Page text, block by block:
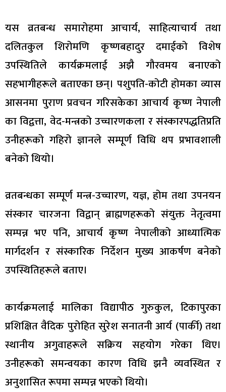
यस व्रतबन्ध समारोहमा आचार्य, साहित्याचार्य तथा
दलितकुल शिरोमणि कृष्णबहादुर दमाईको विशेष
उपस्थितिले कार्यक्रमलाई अझै गौरवमय बनाएको
सहभागीहरूले बताएका छन्। पशुपति-कोटी होमका व्यास
आसनमा पुराण प्रवचन गरिसकेका आचार्य कृष्ण नेपाली
का विद्वत्ता, वेद-मन्त्रको उच्चारणकला र संस्कारपद्धतिप्रति
उनीहरूको गहिरो ज्ञानले सम्पूर्ण विधि थप प्रभावशाली
बनेको थियो।
व्रतबन्धका सम्पूर्ण मन्त्र-उच्चारण, यज्ञ, होम तथा उपनयन
संस्कार चारजना विद्वान् ब्राह्मणहरूको संयुक्त नेतृत्वमा
सम्पन्न भए पनि, आचार्य कृष्ण नेपालीको आध्यात्मिक
मार्गदर्शन र संस्कारिक निर्देशन मुख्य आकर्षण बनेको
उपस्थितिहरूले बताए।
कार्यक्रमलाई मालिका विद्यापीठ गुरुकुल, टिकापुरका
प्रशिक्षित वैदिक पुरोहित सुरेश सनातनी आर्य (पार्की) तथा
स्थानीय अगुवाहरूले सक्रिय सहयोग गरेका थिए।
उनीहरूको समन्वयका कारण विधि झनै व्यवस्थित र
अनुशासित रूपमा सम्पन्न भएको थियो।